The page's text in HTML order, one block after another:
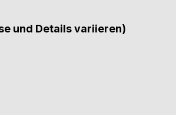
und Details variieren)